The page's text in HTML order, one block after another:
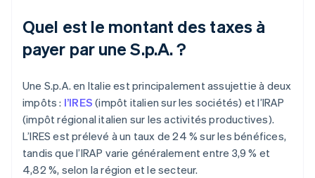
Quel est le montant des taxes à
payer par une S.p.A. ?
Une S.p.A. en Italie est principalement assujettie à deux
impôts : l’IRES (impôt italien sur les sociétés) et l’IRAP
(impôt régional italien sur les activités productives).
L’IRES est prélevé à un taux de 24 % sur les bénéfices,
tandis que l’IRAP varie généralement entre 3,9 % et
4,82 %, selon la région et le secteur.